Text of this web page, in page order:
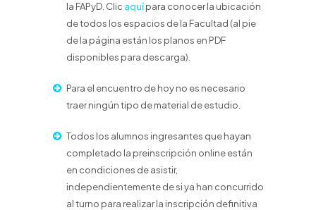
la FAPyD. Clic aquípara conocer la ubicación
de todos los espacios de la Facultad (al pie
de la página están los planos en PDF
disponibles para descarga).
Para el encuentro de hoy no es necesario
traer ningún tipo de material de estudio.
Todos los alumnos ingresantes que hayan
completado la preinscripción online están
en condiciones de asistir,
independientemente de si ya han concurrido
al turno para realizar la inscripción definitiva